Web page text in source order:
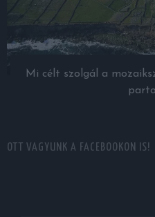
Mi célt szolgál a
OTT VAGYUNK A FACEBOOKON IS!